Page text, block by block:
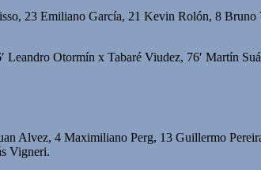
23 Emiliano García, 21 Kevin Rolón, 8
Leandro Otormín x Tabaré Viudez, 76′ Martín
Alvez, 4 Maximiliano Perg, 13 Guillermo
Vigneri.